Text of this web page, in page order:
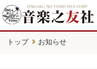
トップ お知らせ